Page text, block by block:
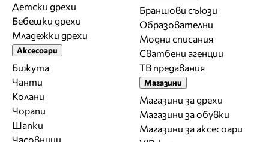
Детски дрехи
Бебешки дрехи
Младежки дрехи
Аксесоари
Бижута
Чанти
Колани
Чорапи
Шапки
Часовници
Браншови съюзи
Образователни
Модни списания
Сватбени агенции
ТВ предавания
Магазини
Магазини за дрехи
Магазини за обувки
Магазини за aксесоари